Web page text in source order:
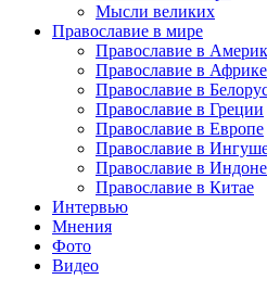
Мысли великих
Православие в мире
Православие в
Православие в Африке
Православие в
Православие в Греции
Православие в Европе
Православие в
Православие в
Православие в Китае
Интервью
Мнения
Фото
Видео